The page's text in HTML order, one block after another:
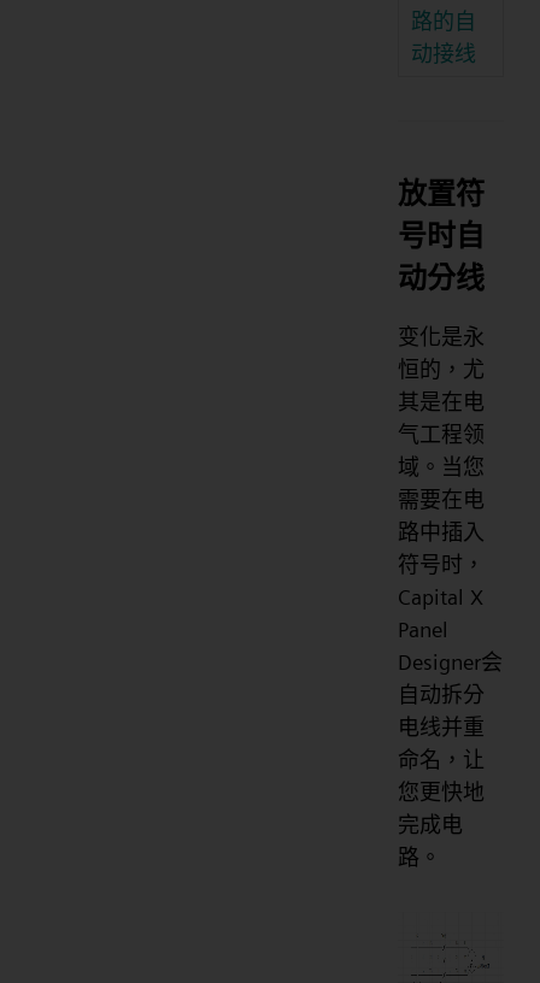
路的自
动接线
放置符
号时自
动分线
变化是永
恒的，尤
其是在电
气工程领
域。当您
需要在电
路中插入
符号时，
Capital X
Panel
Designer会
自动拆分
电线并重
命名，让
您更快地
完成电
路。